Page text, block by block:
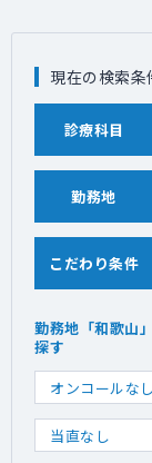
現在の検索条
診療科目
勤務地
こだわり条件
勤務地「和歌山
探す
オンコールなし
当直なし